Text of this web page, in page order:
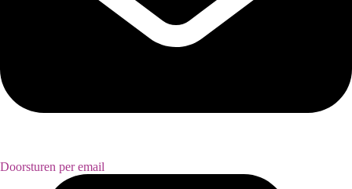
Doorsturen per email